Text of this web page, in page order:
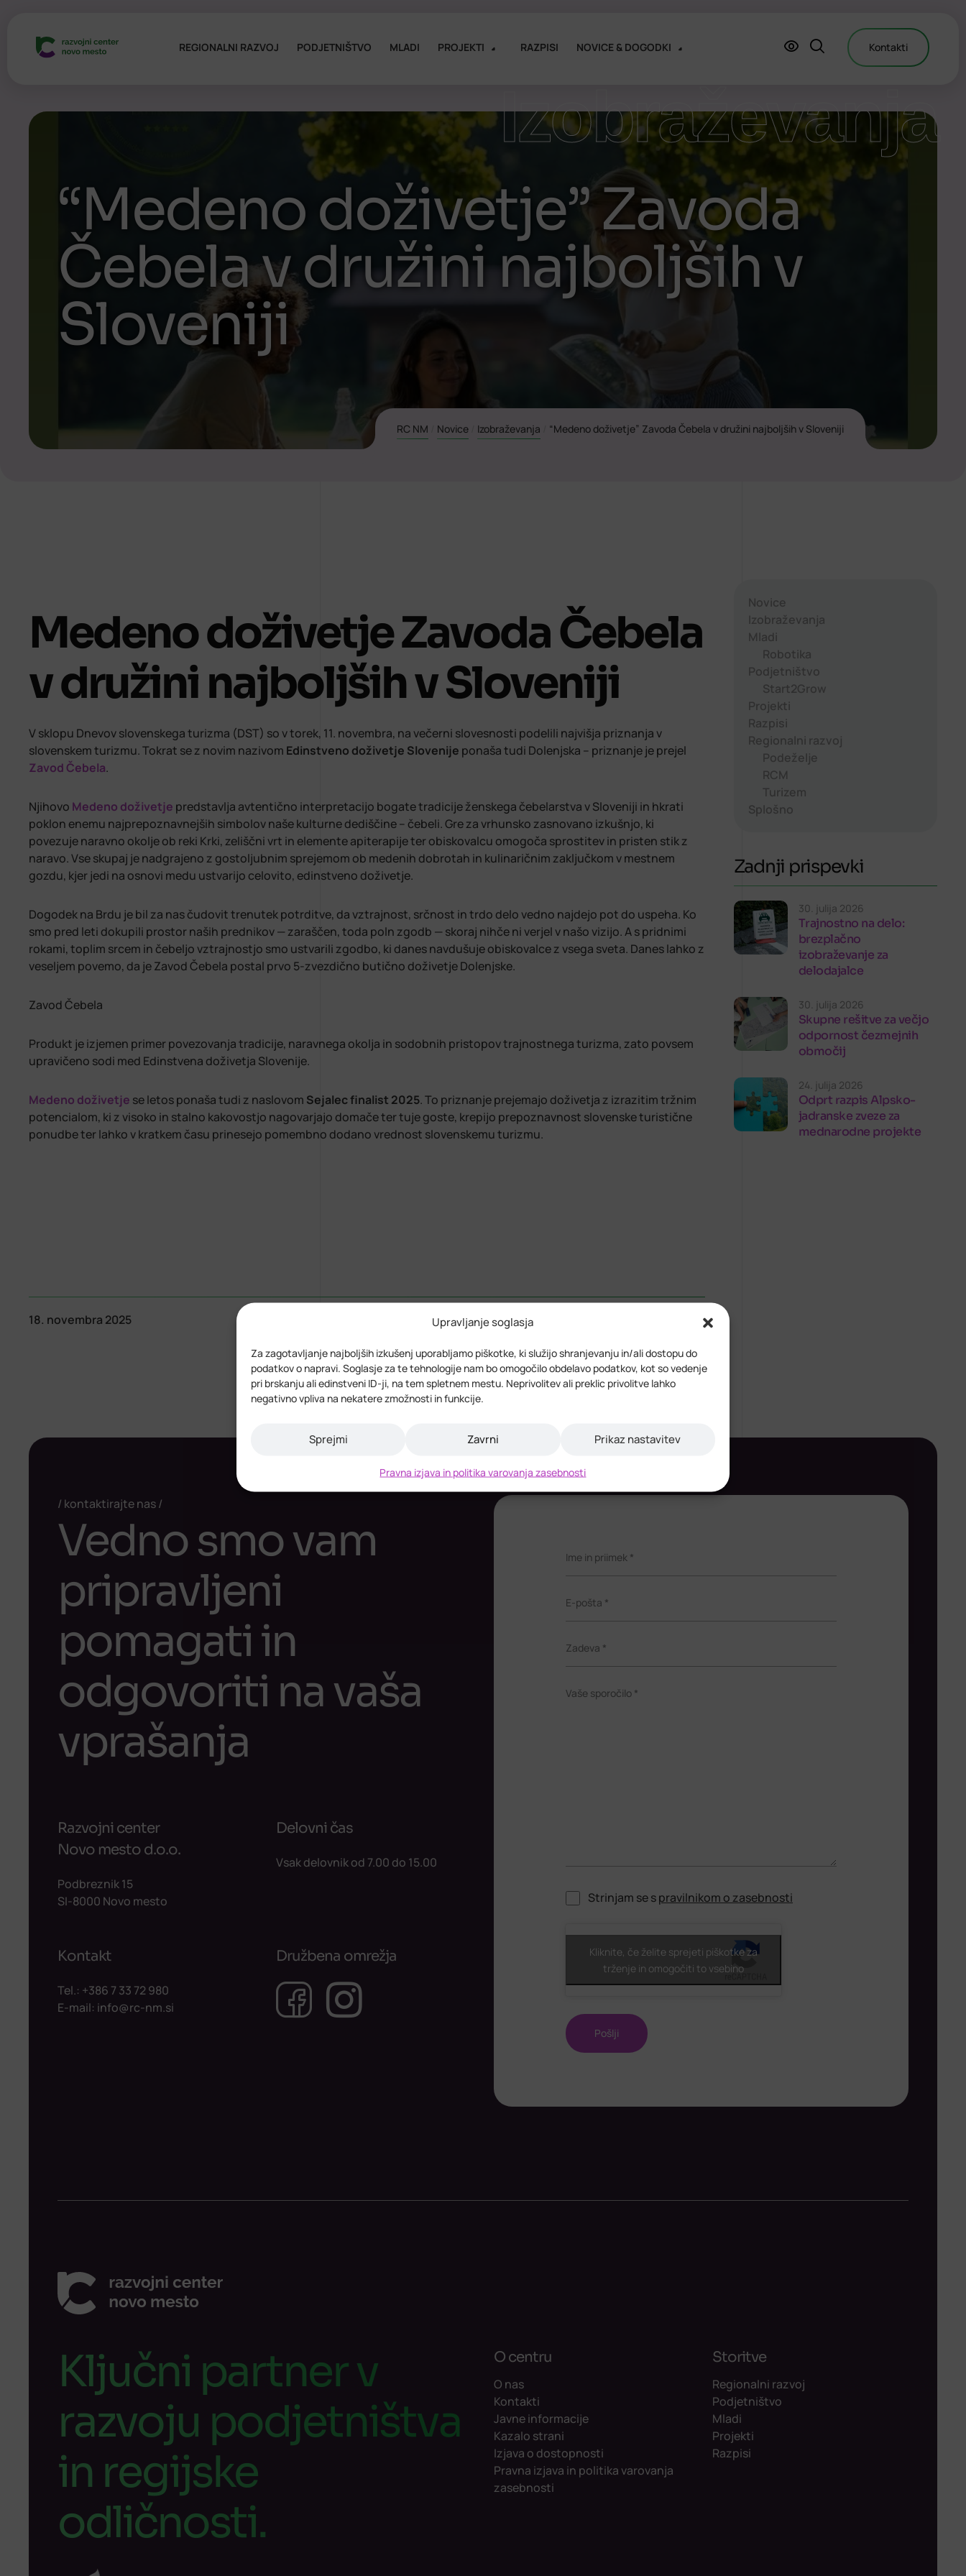
Upravljanje soglasja
Za zagotavljanje najboljših izkušenj uporabljamo piškotke, ki služijo shranjevanju in/ali dostopu do
podatkov o napravi. Soglasje za te tehnologije nam bo omogočilo obdelavo podatkov, kot so vedenje
pri brskanju ali edinstveni ID-ji, na tem spletnem mestu. Neprivolitev ali preklic privolitve lahko
negativno vpliva na nekatere zmožnosti in funkcije.
Sprejmi Zavrni Prikaz nastavitev
Pravna izjava in politika varovanja zasebnosti
REGIONALNI RAZVOJ PODJETNIŠTVO MLADI PROJEKTI RAZPISI NOVICE & DOGODKI Kontakti
“Medeno doživetje” Zavoda
Čebela v družini najboljših v
Sloveniji
RC NM Novice Izobraževanja “Medeno doživetje” Zavoda Čebela v družini najboljših v Sloveniji
Izobraževanja
Medeno doživetje Zavoda Čebela
v družini najboljših v Sloveniji
V sklopu Dnevov slovenskega turizma (DST) so v torek, 11. novembra, na večerni slovesnosti podelili najvišja priznanja v
slovenskem turizmu. Tokrat se z novim nazivom Edinstveno doživetje Slovenije ponaša tudi Dolenjska – priznanje je prejel
Zavod Čebela.
Njihovo Medeno doživetje predstavlja avtentično interpretacijo bogate tradicije ženskega čebelarstva v Sloveniji in hkrati
poklon enemu najprepoznavnejših simbolov naše kulturne dediščine – čebeli. Gre za vrhunsko zasnovano izkušnjo, ki
povezuje naravno okolje ob reki Krki, zeliščni vrt in elemente apiterapije ter obiskovalcu omogoča sprostitev in pristen stik z
naravo. Vse skupaj je nadgrajeno z gostoljubnim sprejemom ob medenih dobrotah in kulinaričnim zaključkom v mestnem
gozdu, kjer jedi na osnovi medu ustvarijo celovito, edinstveno doživetje.
Dogodek na Brdu je bil za nas čudovit trenutek potrditve, da vztrajnost, srčnost in trdo delo vedno najdejo pot do uspeha. Ko
smo pred leti dokupili prostor naših prednikov — zaraščen, toda poln zgodb — skoraj nihče ni verjel v našo vizijo. A s pridnimi
rokami, toplim srcem in čebeljo vztrajnostjo smo ustvarili zgodbo, ki danes navdušuje obiskovalce z vsega sveta. Danes lahko z
veseljem povemo, da je Zavod Čebela postal prvo 5-zvezdično butično doživetje Dolenjske.
Zavod Čebela
Produkt je izjemen primer povezovanja tradicije, naravnega okolja in sodobnih pristopov trajnostnega turizma, zato povsem
upravičeno sodi med Edinstvena doživetja Slovenije.
Medeno doživetje se letos ponaša tudi z naslovom Sejalec finalist 2025. To priznanje prejemajo doživetja z izrazitim tržnim
potencialom, ki z visoko in stalno kakovostjo nagovarjajo domače ter tuje goste, krepijo prepoznavnost slovenske turistične
ponudbe ter lahko v kratkem času prinesejo pomembno dodano vrednost slovenskemu turizmu.
18. novembra 2025 Izobraževanja
Novice
Izobraževanja
Mladi
Robotika
Podjetništvo
Start2Grow
Projekti
Razpisi
Regionalni razvoj
Podeželje
RCM
Turizem
Splošno
Zadnji prispevki
30. julija 2026
Trajnostno na delo:
brezplačno
izobraževanje za
delodajalce
30. julija 2026
Skupne rešitve za večjo
odpornost čezmejnih
območij
24. julija 2026
Odprt razpis Alpsko-
jadranske zveze za
mednarodne projekte
kontaktirajte nas
Vedno smo vam
pripravljeni
pomagati in
odgovoriti na vaša
vprašanja
Razvojni center
Novo mesto d.o.o.
Podbreznik 15
SI-8000 Novo mesto
Delovni čas
Vsak delovnik od 7.00 do 15.00
Kontakt
Tel.: +386 7 33 72 980
E-mail: info@rc-nm.si
Družbena omrežja
Facebook
Instagram
Ime in priimek *
E-pošta *
Zadeva *
Vaše sporočilo *
Strinjam se spravilnikom o zasebnosti
ReCaptcha
Kliknite, če želite sprejeti piškotke za
trženje in omogočiti to vsebino
Ključni partner v
razvoju podjetništva
in regijske
odličnosti.
O centru
O nas
Kontakti
Javne informacije
Kazalo strani
Izjava o dostopnosti
Pravna izjava in politika varovanja
zasebnosti
Storitve
Regionalni razvoj
Podjetništvo
Mladi
Projekti
Razpisi